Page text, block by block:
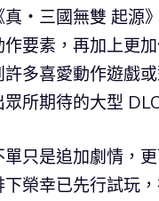
・三國無雙 起源
要素，再加上更
多喜愛動作遊戲
所期待的大型
只是追加劇情，
榮幸已先行試玩